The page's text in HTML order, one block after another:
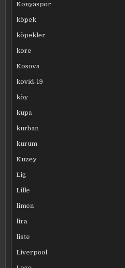
Konyaspor
köpek
köpekler
kore
Kosova
kovid-19
köy
kupa
kurban
kurum
Kuzey
Lig
Lille
limon
lira
liste
Liverpool